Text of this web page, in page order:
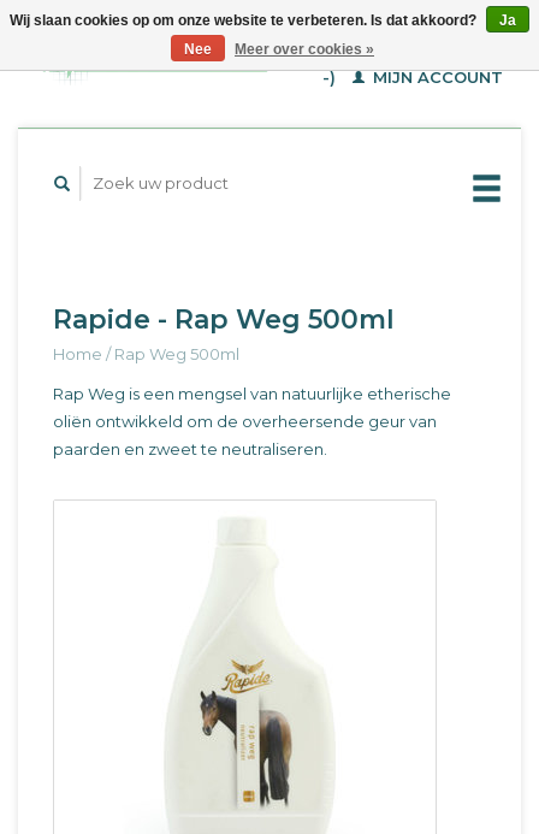
WINKELWAGEN (€--,-
-)
MIJN ACCOUNT
Rapide - Rap Weg 500ml
Home /Rap Weg 500ml
Rap Weg is een mengsel van natuurlijke etherische
oliën ontwikkeld om de overheersende geur van
paarden en zweet te neutraliseren.
Wij slaan cookies op om onze website te verbeteren. Is dat akkoord?
Ja
Nee
Meer over cookies »